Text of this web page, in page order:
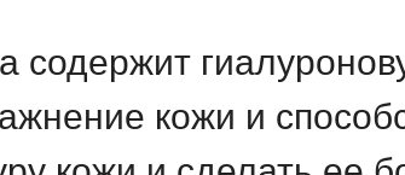
содержит
кожи и